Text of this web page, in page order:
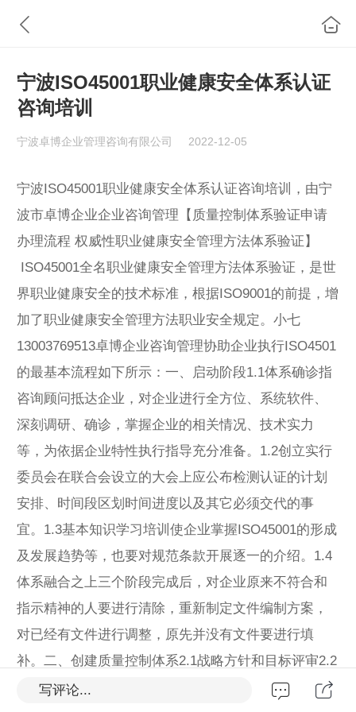
宁波ISO45001职业健康安全体系认证
咨询培训
宁波卓博企业管理咨询有限公司 2022-12-05
宁波ISO45001职业健康安全体系认证咨询培训，由宁
波市卓博企业企业咨询管理【质量控制体系验证申请
办理流程 权威性职业健康安全管理方法体系验证】
ISO45001全名职业健康安全管理方法体系验证，是世
界职业健康安全的技术标准，根据ISO9001的前提，增
加了职业健康安全管理方法职业安全规定。小七
13003769513卓博企业咨询管理协助企业执行ISO4501
的最基本流程如下所示：一、启动阶段1.1体系确诊指
咨询顾问抵达企业，对企业进行全方位、系统软件、
深刻调研、确诊，掌握企业的相关情况、技术实力
等，为依据企业特性执行指导充分准备。1.2创立实行
委员会在联合会设立的大会上应公布检测认证的计划
安排、时间段区划时间进度以及其它必须交代的事
宜。1.3基本知识学习培训使企业掌握ISO45001的形成
及发展趋势等，也要对规范条款开展逐一的介绍。1.4
体系融合之上三个阶段完成后，对企业原来不符合和
指示精神的人要进行清除，重新制定文件编制方案，
对已经有文件进行调整，原先并没有文件要进行填
补。二、创建质量控制体系2.1战略方针和目标评审2.2
体系文件评审修订2.3质量管理手册评审修订2.4安全操
写评论...